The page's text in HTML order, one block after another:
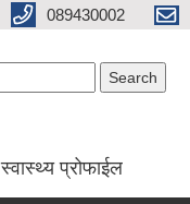
089430002
स्वास्थ्य प्रोफाईल